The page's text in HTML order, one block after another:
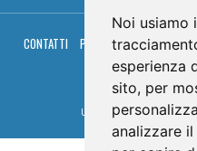
Noi usiamo
esperienza
sito, per
analizzare
CONTATTI PRIVACY COOKIES
RGM
© TRG
Umbria Televisioni s.r.l. -